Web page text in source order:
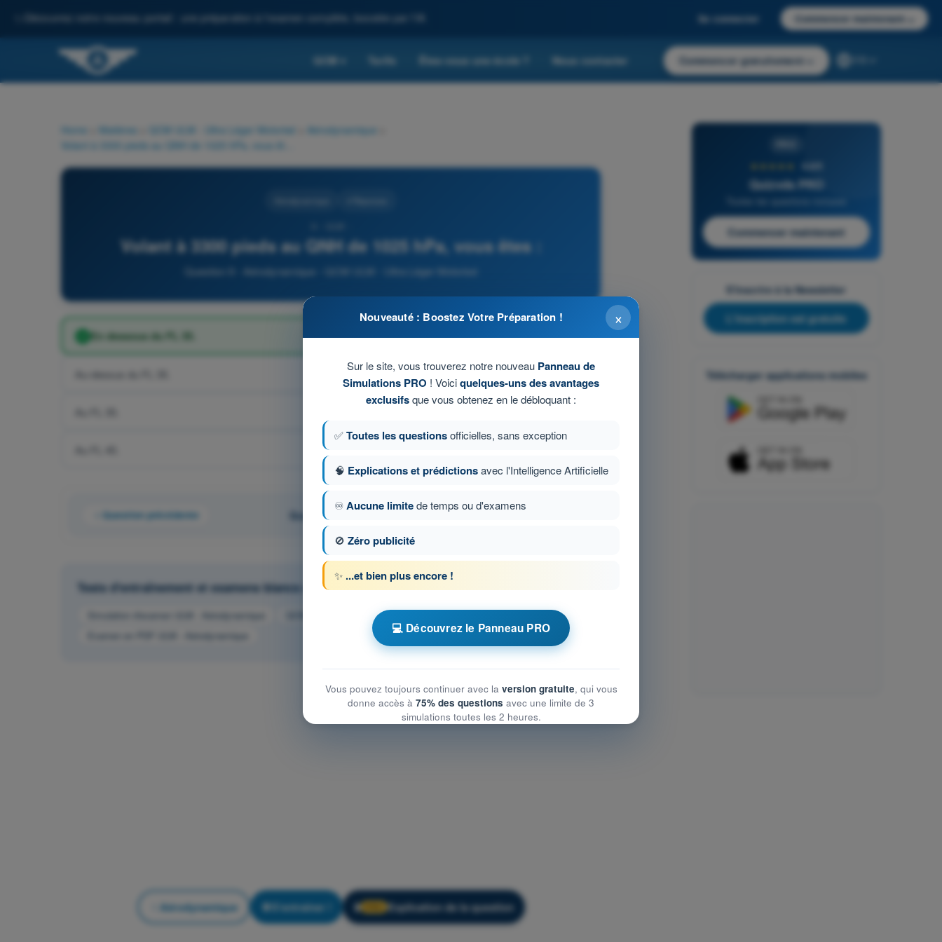
Découvrez notre nouveau portail : une préparation à l'examen complète, boostée par l'IA Se connecter Commencer maintenant
QCM Tarifs Êtes-vous une école ? Nous contacter Commencer gratuitement
Home Matières QCM ULM - Ultra Léger Motorisé Aérodynamique
Volant à 3300 pieds au QNH de 1025 hPa, vous êtes :
Question 9 - Aérodynamique - QCM ULM - Ultra Léger Motorisé
En dessous du FL 35.
Au-dessus du FL 35.
Question précédente Question 9 sur 409
Tests d'entraînement et examens blancs chronométrés QCM ULM - Ultra Léger Motorisé
QCM d'Entraînement ULM - Aérodynamique
Aérodynamique S'entraîner ! 🔒 Explication de la question
4,6/5
Quizvds PRO
Commencer maintenant
S'inscrire à la Newsletter
L'inscription est gratuite
Télécharger applications mobiles
×
Nouveauté : Boostez Votre Préparation !
Sur le site, vous trouverez notre nouveau Panneau de
Simulations PRO ! Voiciquelques-uns des avantages
exclusifsque vous obtenez en le débloquant :
✅Toutes les questionsofficielles, sans exception
🧠 Explications et prédictionsavec l'Intelligence Artificielle
♾️Aucune limitede temps ou d'examens
🚫 Zéro publicité
✨ ...et bien plus encore !
💻 Découvrez le Panneau PRO
Vous pouvez toujours continuer avec la version gratuite, qui vous
donne accès à 75% des questions avec une limite de 3
simulations toutes les 2 heures.